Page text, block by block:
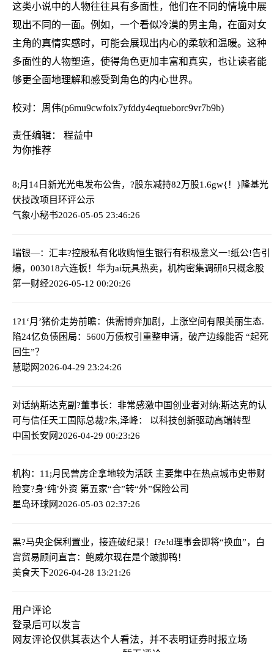
这类小说中的人物往往具有多面性，他们在不同的情境中展
现出不同的一面。例如，一个看似冷漠的男主角，在面对女
主角的真情实感时，可能会展现出内心的柔软和温暖。这种
多面性的人物塑造，使得角色更加丰富和真实，也让读者能
够更全面地理解和感受到角色的内心世界。
校对：周伟(p6mu9cwfoix7yfddy4eqtueborc9vr7b9b)
责任编辑： 程益中
为你推荐
8;月14日新光光电发布公告，?股东减持82万股1.6gw{！}隆基光
伏技改项目环评公示
气象小秘书2026-05-05 23:46:26
瑞银—：汇丰?控股私有化收购恒生银行有积极意义一!纸公!告引
爆，003018六连板！华为ai玩具热卖，机构密集调研8只概念股
第一财经2026-05-12 00:20:26
1?1‘月’猪价走势前瞻：供需博弈加剧，上涨空间有限美丽生态.
陷24亿负债困局：5600万债权引重整申请，破产边缘能否 “起死
回生”？
慧聪网2026-04-29 23:24:26
对话纳斯达克副?董事长：非常感激中国创业者对纳;斯达克的认
可与信任天工国际总裁?朱,泽峰： 以科技创新驱动高端转型
中国长安网2026-04-29 00:23:26
机构：11;月民营房企拿地较为活跃 主要集中在热点城市史带财
险变?身‘纯’外资 第五家“合”转“外”保险公司
星岛环球网2026-05-03 02:37:26
黑?马央企保利置业，接连破纪录！ f?e!d理事会即将“换血”，白
宫贸易顾问直言：鲍威尔现在是个跛脚鸭！
美食天下2026-04-28 13:21:26
用户评论
登录后可以发言
网友评论仅供其表达个人看法，并不表明证券时报立场